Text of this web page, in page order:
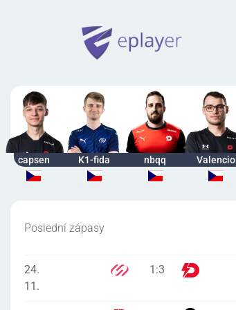
capsen K1-fida nbqq Valencio
Poslední zápasy
24.
11.
1 :3